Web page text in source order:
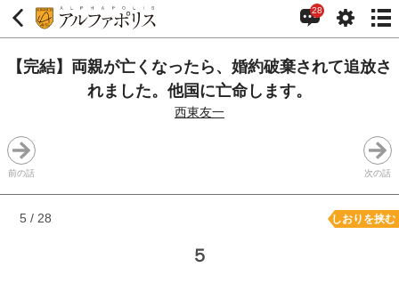
28
【完結】両親が亡くなったら、婚約破棄されて追放さ
れました。他国に亡命します。
西東友一
前の話 次の話
5 / 28 しおりを挟む
５